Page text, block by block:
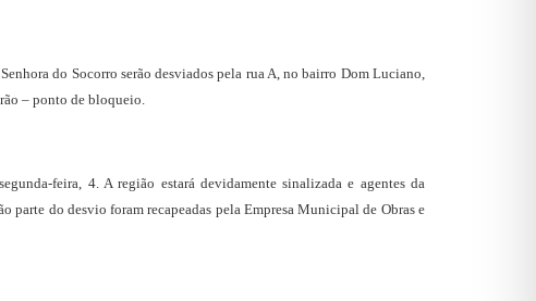
do Socorro serão desviados pela rua A, no bairro Dom Luciano,
– ponto de bloqueio.
feira, 4. A região estará devidamente sinalizada e agentes da
parte do desvio foram recapeadas pela Empresa Municipal de Obras e